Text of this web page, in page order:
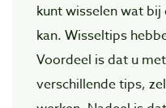
kunt wisselen wat
kan. Wisseltips
Voordeel is dat u
verschillende tips,